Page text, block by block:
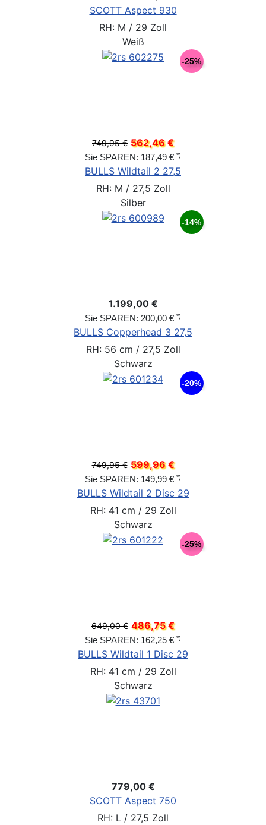
SCOTT Aspect 930
RH: M / 29 Zoll
Weiß
-25%
749,95 € 562,46 €
Sie SPAREN: 187,49 € *)
BULLS Wildtail 2 27,5
RH: M / 27,5 Zoll
Silber
-14%
1.199,00 €
Sie SPAREN: 200,00 € *)
BULLS Copperhead 3 27,5
RH: 56 cm / 27,5 Zoll
Schwarz
-20%
749,95 € 599,96 €
Sie SPAREN: 149,99 € *)
BULLS Wildtail 2 Disc 29
RH: 41 cm / 29 Zoll
Schwarz
-25%
649,00 € 486,75 €
Sie SPAREN: 162,25 € *)
BULLS Wildtail 1 Disc 29
RH: 41 cm / 29 Zoll
Schwarz
779,00 €
SCOTT Aspect 750
RH: L / 27,5 Zoll